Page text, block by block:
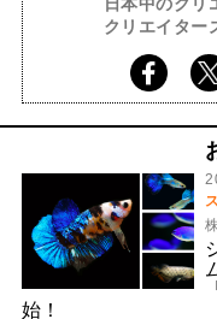
日本中のクリ
クリエイター
始！